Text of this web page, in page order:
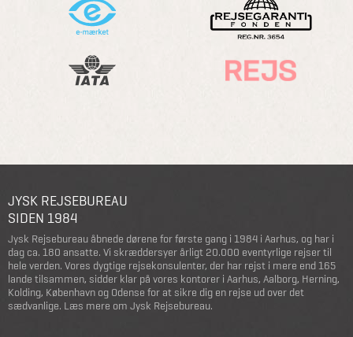
JYSK REJSEBUREAU
SIDEN 1984
Jysk Rejsebureau åbnede dørene for første gang i 1984 i Aarhus, og har i
dag ca. 180 ansatte. Vi skræddersyer årligt 20.000 eventyrlige rejser til
hele verden. Vores dygtige rejsekonsulenter, der har rejst i mere end 165
lande tilsammen, sidder klar på vores kontorer i Aarhus, Aalborg, Herning,
Kolding, København og Odense for at sikre dig en rejse ud over det
sædvanlige. Læs mere om Jysk Rejsebureau.